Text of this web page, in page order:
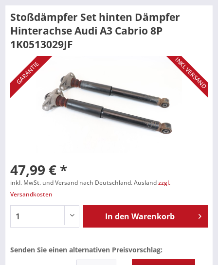
Stoßdämpfer Set hinten Dämpfer
Hinterachse Audi A3 Cabrio 8P
1K0513029JF
GARANTIE INKL VERSAND
47,99 € *
inkl. MwSt. und Versand nach Deutschland. Auslandzzgl.
Versandkosten
In den Warenkorb
Senden Sie einen alternativen Preisvorschlag: